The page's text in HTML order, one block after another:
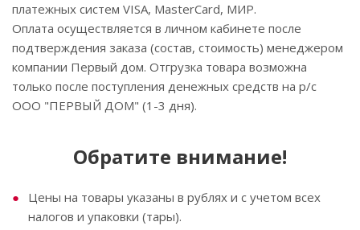
платежных систем VISA, MasterСard, МИР.
Оплата осуществляется в личном кабинете после
подтверждения заказа (состав, стоимость) менеджером
компании Первый дом. Отгрузка товара возможна
только после поступления денежных средств на р/с
ООО "ПЕРВЫЙ ДОМ" (1-3 дня).
Обратите внимание!
Цены на товары указаны в рублях и с учетом всех
налогов и упаковки (тары).